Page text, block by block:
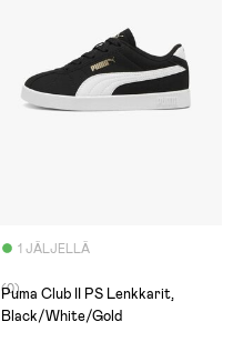
1 JÄLJELLÄ
(0)
Puma Club II PS Lenkkarit,
Black/White/Gold